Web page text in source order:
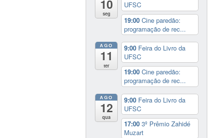
10
seg
UFSC
19:00Cine paredão:
programação de rec...
AGO
11
ter
9:00 Feira do Livro da
UFSC
19:00Cine paredão:
programação de rec...
AGO
12
qua
9:00 Feira do Livro da
UFSC
17:003º Prêmio Zahidé
Muzart